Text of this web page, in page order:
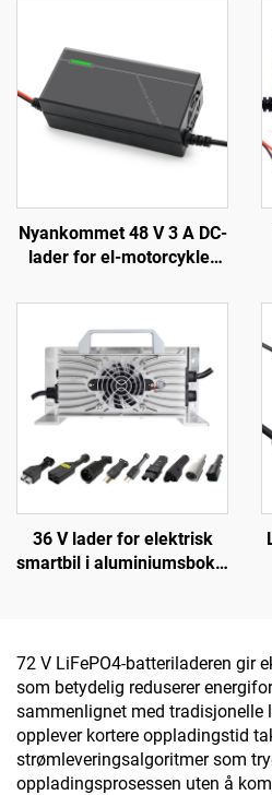
Nyankommet 48 V 3 A DC-
lader for el-motorcykler
sykkel 54,6 V 58,4 V
batteri for 48 V
litiumbatteri
36 V lader for elektrisk
smartbil i aluminiumsboks,
72 V LiFePO4-batteriladeren gir
som betydelig reduserer
sammenlignet med tradisjonelle
opplever kortere oppladingstid
strømleveringsalgoritmer som
oppladingsprosessen uten å